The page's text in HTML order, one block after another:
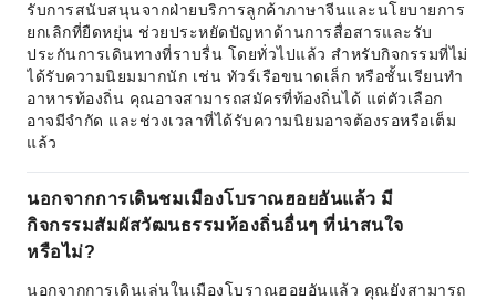
รับการสนับสนุนจากฝ่ายบริการลูกค้าภาษาจีนและนโยบายการ
ยกเลิกที่ยืดหยุ่น ช่วยประหยัดปัญหาด้านการสื่อสารและรับ
ประกันการเดินทางที่ราบรื่น โดยทั่วไปแล้ว สำหรับกิจกรรมที่ไม่
ได้รับความนิยมมากนัก เช่น ทัวร์เรือขนาดเล็ก หรือชั้นเรียนทำ
อาหารท้องถิ่น คุณอาจสามารถสมัครที่ท้องถิ่นได้ แต่ตัวเลือก
อาจมีจำกัด และช่วงเวลาที่ได้รับความนิยมอาจต้องรอหรือเต็ม
แล้ว
นอกจากการเดินชมเมืองโบราณฮอยอันแล้ว มี
กิจกรรมสัมผัสวัฒนธรรมท้องถิ่นอื่นๆ ที่น่าสนใจ
หรือไม่?
นอกจากการเดินเล่นในเมืองโบราณฮอยอันแล้ว คุณยังสามารถ